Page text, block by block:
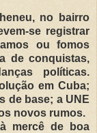
no bairro
se registrar
ou fomos
de conquistas,
políticas.
em Cuba;
de base; a UNE
novos rumos.
mercê de boa